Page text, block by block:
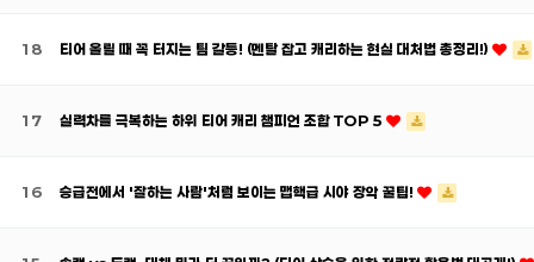
18 티어 올릴 때 꼭 터지는 팀 갈등! (멘탈 잡고 캐리하는 현실 대처법 총정리!)
17 실력차를 극복하는 하위 티어 캐리 챔피언 조합 TOP 5
16 승급전에서 '잘하는 사람'처럼 보이는 맵핵급 시야 장악 꿀팁!